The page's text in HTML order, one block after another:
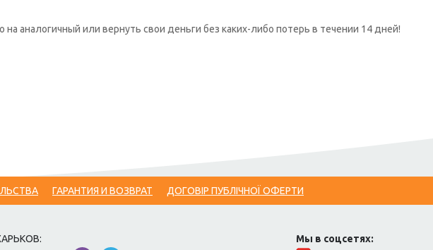
аналогичный или вернуть свои деньги без каких-либо потерь в течении 14 дней!
ГАРАНТИЯ И ВОЗВРАТ ДОГОВІР ПУБЛІЧНОЇ ОФЕРТИ
Мы в соцсетях: